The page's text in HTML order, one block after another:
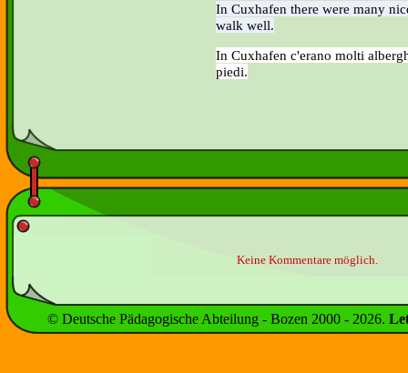
In Cuxhafen there were many
walk well.
In Cuxhafen c'erano molti
piedi.
Keine Kommentare möglich.
© Deutsche Pädagogische Abteilung - Bozen 2000 - 2026.